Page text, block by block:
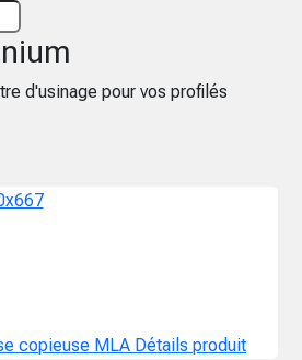
d'usinage pour vos profilés
copieuse MLA Détails produit